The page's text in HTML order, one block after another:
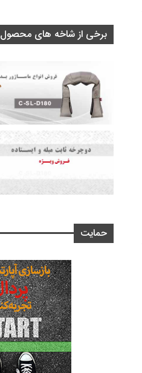
برخی از شاخه های محصول
حمایت